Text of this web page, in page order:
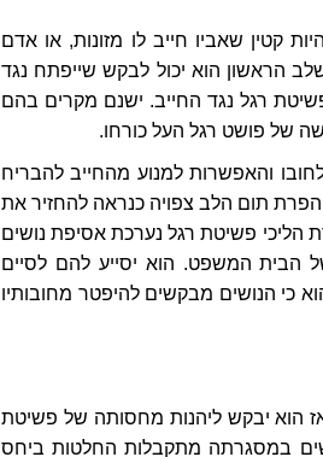
קטין שאביו חייב לו מזונות, או אדם
הראשון הוא יכול לבקש שייפתח נגד
רגל נגד החייב. ישנם מקרים בהם
של פושט רגל העל כורחו.
והאפשרות למנוע מהחייב להבריח
תום הלב צפויה כנראה להחזיר את
הליכי פשיטת רגל נערכת אסיפת נושים
הבית המשפט. הוא יסייע להם לסיים
כי הנושים מבקשים להיפטר מחובותיו
הוא יבקש ליהנות מחסותה של פשיטת
במסגרתה מתקבלות החלטות ביחס